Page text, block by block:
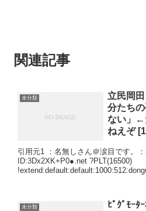
関連記事
未分類
立民岡
分たち
ない」←
ねえぞ
引用元1 ：名無しさん＠涙目です。
ID:3Dx2XK+P0●.net ?PLT(16500)
未分類
ﾋﾞｸﾞﾓｰﾀ